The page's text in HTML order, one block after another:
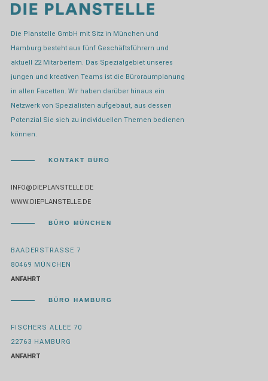
Die Planstelle GmbH mit Sitz in München und
Hamburg besteht aus fünf Geschäftsführern und
aktuell 22 Mitarbeitern. Das Spezialgebiet unseres
jungen und kreativen Teams ist die Büroraumplanung
in allen Facetten. Wir haben darüber hinaus ein
Netzwerk von Spezialisten aufgebaut, aus dessen
Potenzial Sie sich zu individuellen Themen bedienen
können.
KONTAKT BÜRO
INFO@DIEPLANSTELLE.DE
WWW.DIEPLANSTELLE.DE
BÜRO MÜNCHEN
BAADERSTRASSE 7
80469 MÜNCHEN
ANFAHRT
BÜRO HAMBURG
FISCHERS ALLEE 70
22763 HAMBURG
ANFAHRT